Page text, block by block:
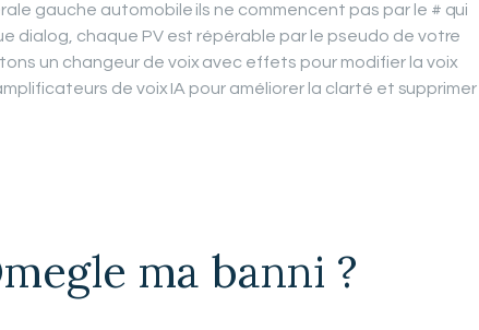
gauche automobile ils ne commencent pas par le # qui
dialog, chaque PV est répérable par le pseudo de votre
un changeur de voix avec effets pour modifier la voix
de voix IA pour améliorer la clarté et supprimer
ma banni ?